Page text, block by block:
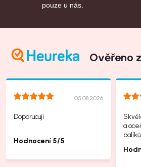
pouze u nás.
Ověřeno
05.08.2026
Doporucuji
Hodnocení 5/5
a